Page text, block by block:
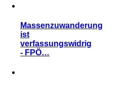
Massenzuwanderung
ist
verfassungswidrig
- FPÖ…